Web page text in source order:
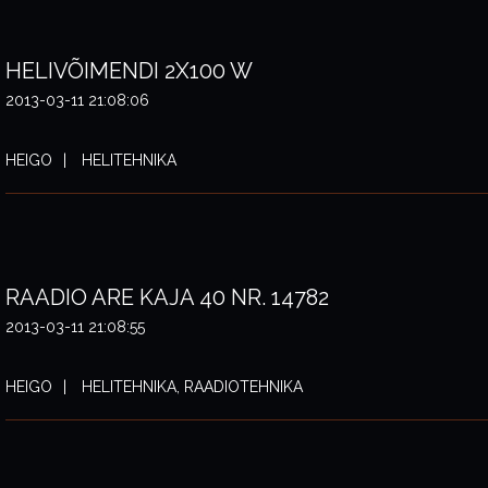
HELIVÕIMENDI 2X100 W
2013-03-11 21:08:06
HEIGO HELITEHNIKA
RAADIO ARE KAJA 40 NR. 14782
2013-03-11 21:08:55
HEIGO HELITEHNIKA, RAADIOTEHNIKA